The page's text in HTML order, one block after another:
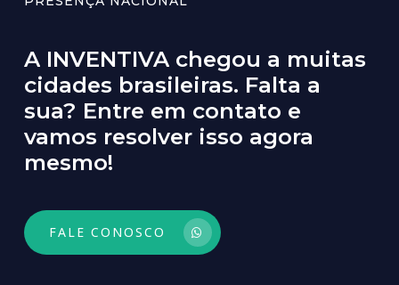
A INVENTIVA chegou a muitas
cidades brasileiras. Falta a
sua? Entre em contato e
vamos resolver isso agora
mesmo!
FALE CONOSCO